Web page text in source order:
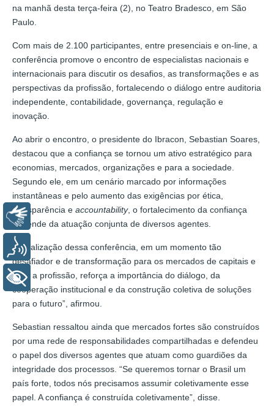
na manhã desta terça-feira (2), no Teatro Bradesco, em São
Paulo.
Com mais de 2.100 participantes, entre presenciais e on-line, a
conferência promove o encontro de especialistas nacionais e
internacionais para discutir os desafios, as transformações e as
perspectivas da profissão, fortalecendo o diálogo entre auditoria
independente, contabilidade, governança, regulação e
inovação.
Ao abrir o encontro, o presidente do Ibracon, Sebastian Soares,
destacou que a confiança se tornou um ativo estratégico para
economias, mercados, organizações e para a sociedade.
Segundo ele, em um cenário marcado por informações
instantâneas e pelo aumento das exigências por ética,
transparência e accountability, o fortalecimento da confiança
depende da atuação conjunta de diversos agentes.
“A realização dessa conferência, em um momento tão
desafiador e de transformação para os mercados de capitais e
para a profissão, reforça a importância do diálogo, da
cooperação institucional e da construção coletiva de soluções
para o futuro”, afirmou.
Sebastian ressaltou ainda que mercados fortes são construídos
por uma rede de responsabilidades compartilhadas e defendeu
o papel dos diversos agentes que atuam como guardiões da
integridade dos processos. “Se queremos tornar o Brasil um
país forte, todos nós precisamos assumir coletivamente esse
papel. A confiança é construída coletivamente”, disse.
Libras
Voz
+ Acessibilidade